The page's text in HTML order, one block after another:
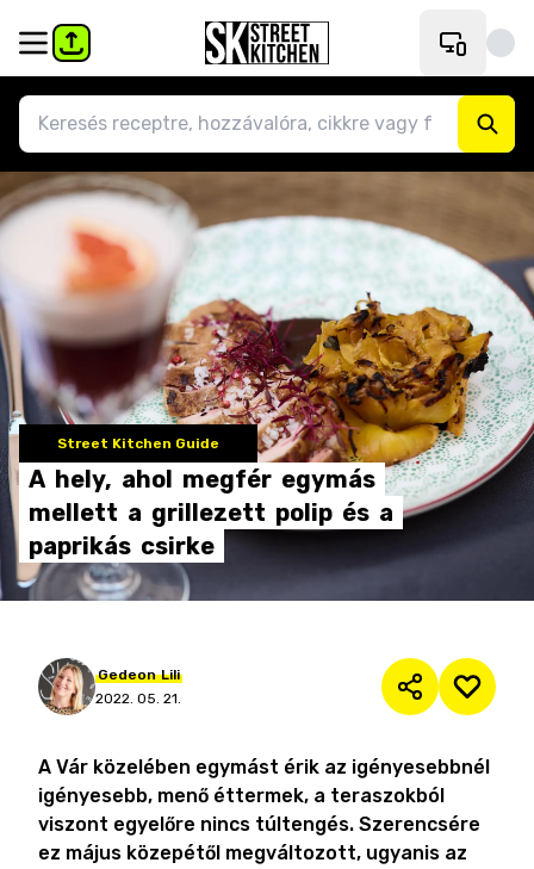
Street Kitchen Guide
A hely, ahol megfér egymás
mellett a grillezett polip és a
paprikás csirke
Gedeon Lili
2022. 05. 21.
A Vár közelében egymást érik az igényesebbnél
igényesebb, menő éttermek, a teraszokból
viszont egyelőre nincs túltengés. Szerencsére
ez május közepétől megváltozott, ugyanis az